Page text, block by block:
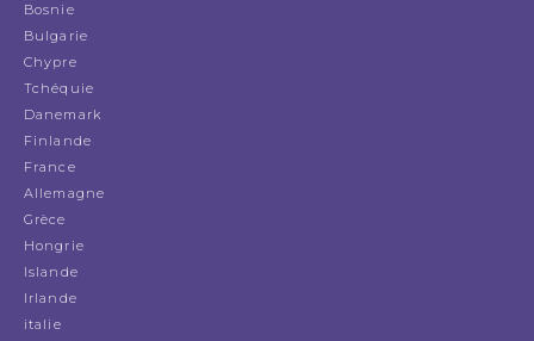
Bosnie
Bulgarie
Chypre
Tchéquie
Danemark
Finlande
France
Allemagne
Grèce
Hongrie
Islande
Irlande
italie